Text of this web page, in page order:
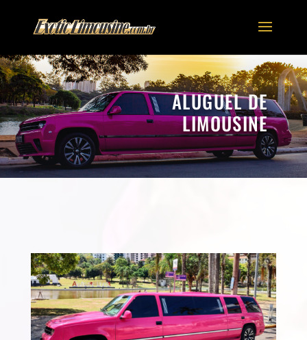
ALUGUEL DE
LIMOUSINE